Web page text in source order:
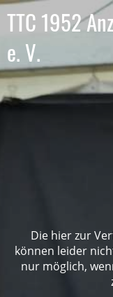
TTC 1952
e. V.
Die hier zur
können leider
nur möglich,